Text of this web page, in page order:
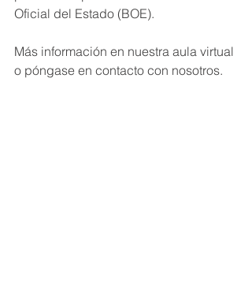
Oficial del Estado (BOE).
Más información en nuestra aula virtual
o póngase en contacto con nosotros.